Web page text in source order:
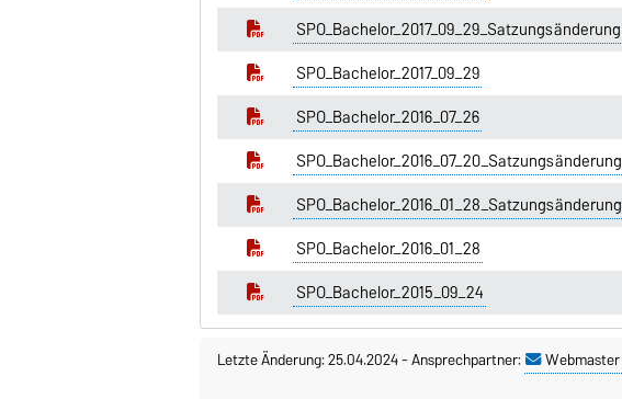
SPO_Bachelor_2017_09_29_Satzungsänderung
SPO_Bachelor_2017_09_29
SPO_Bachelor_2016_07_26
SPO_Bachelor_2016_07_20_Satzungsänderung
SPO_Bachelor_2016_01_28_Satzungsänderung
SPO_Bachelor_2016_01_28
SPO_Bachelor_2015_09_24
Letzte Änderung: 25.04.2024-Ansprechpartner: Webmaster